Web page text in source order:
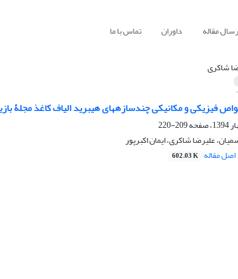
مقاله داوران تماس با ما
شاکری
فیزیکی و مکانیکی چند‌سازه‏های هیبرید الیاف کاغذ مجلۀ
209-220
علیرضا شاکری، ایمان اکبرپور
اصل مقاله 602.03 K